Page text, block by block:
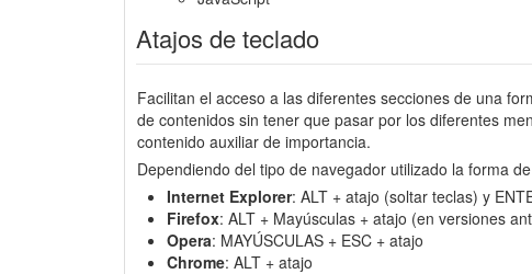
Atajos de teclado
Facilitan el acceso a las diferentes secciones de una
de contenidos sin tener que pasar por los diferentes
contenido auxiliar de importancia.
Dependiendo del tipo de navegador utilizado la forma
Internet Explorer: ALT + atajo (soltar teclas) y
Firefox: ALT + Mayúsculas + atajo (en versiones
Opera: MAYÚSCULAS + ESC + atajo
Chrome: ALT + atajo